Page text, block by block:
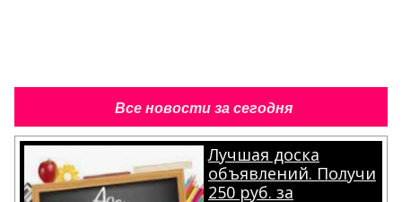
Все новости за сегодня
Лучшая доска
объявлений. Получи
250 руб. за